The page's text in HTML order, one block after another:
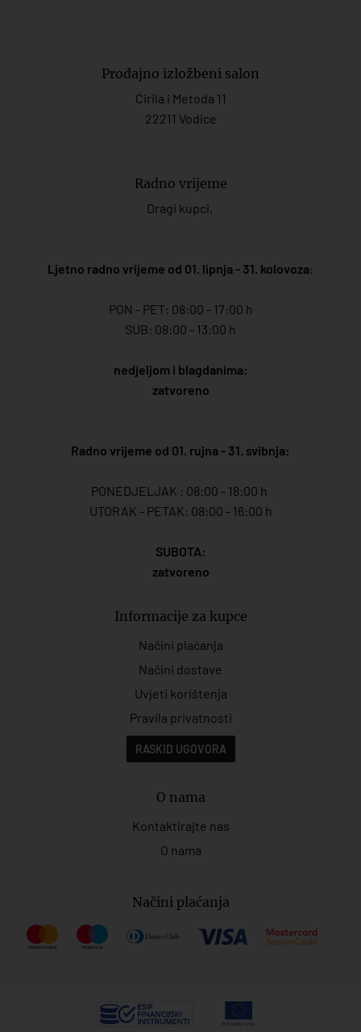
Prodajno izložbeni salon
Ćirila i Metoda 11
22211 Vodice
Radno vrijeme
Dragi kupci,
Ljetno radno vrijeme od 01. lipnja - 31. kolovoza:
PON - PET: 08:00 - 17:00 h
SUB: 08:00 - 13:00 h
nedjeljom i blagdanima:
zatvoreno
Radno vrijeme od 01. rujna - 31. svibnja:
PONEDJELJAK : 08:00 - 18:00 h
UTORAK - PETAK: 08:00 - 16:00 h
SUBOTA:
zatvoreno
Informacije za kupce
Načini plaćanja
Načini dostave
Uvjeti korištenja
Pravila privatnosti
RASKID UGOVORA
O nama
Kontaktirajte nas
O nama
Načini plaćanja